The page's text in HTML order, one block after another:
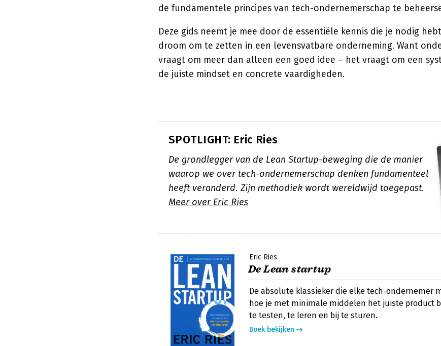
de fundamentele principes van tech-ondernemerschap te
Deze gids neemt je mee door de essentiële kennis die je nodig
droom om te zetten in een levensvatbare onderneming. Want
vraagt om meer dan alleen een goed idee – het vraagt om een
de juiste mindset en concrete vaardigheden.
SPOTLIGHT: Eric Ries
De grondlegger van de Lean Startup-beweging die de manier
waarop we over tech-ondernemerschap denken fundamenteel
heeft veranderd. Zijn methodiek wordt wereldwijd toegepast.
Meer over Eric Ries
Eric Ries
De Lean startup
De absolute klassieker die elke tech-ondernemer
hoe je met minimale middelen het juiste product
te testen, te leren en bij te sturen.
Boek bekijken